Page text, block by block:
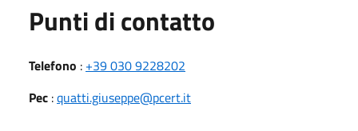
Punti di contatto
Telefono : +39 030 9228202
Pec :quatti.giuseppe@pcert.it